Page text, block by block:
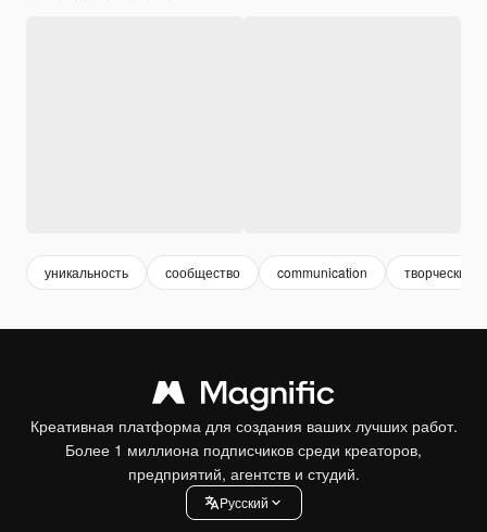
уникальность сообщество communication творческий
Креативная платформа для создания ваших лучших работ.
Более 1 миллиона подписчиков среди креаторов,
предприятий, агентств и студий.
Pусский